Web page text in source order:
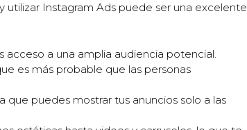
utilizar Instagram Ads puede ser una excelente
a una amplia audiencia potencial.
es más probable que las personas
puedes mostrar tus anuncios solo a las